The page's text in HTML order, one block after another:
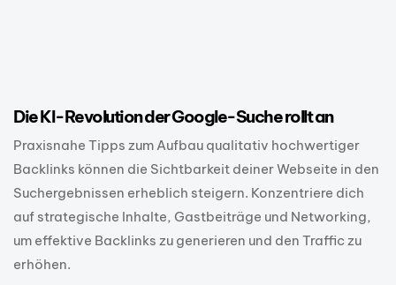
Die KI-Revolution der Google-Suche rollt an
Praxisnahe Tipps zum Aufbau qualitativ hochwertiger
Backlinks können die Sichtbarkeit deiner Webseite in den
Suchergebnissen erheblich steigern. Konzentriere dich
auf strategische Inhalte, Gastbeiträge und Networking,
um effektive Backlinks zu generieren und den Traffic zu
erhöhen.